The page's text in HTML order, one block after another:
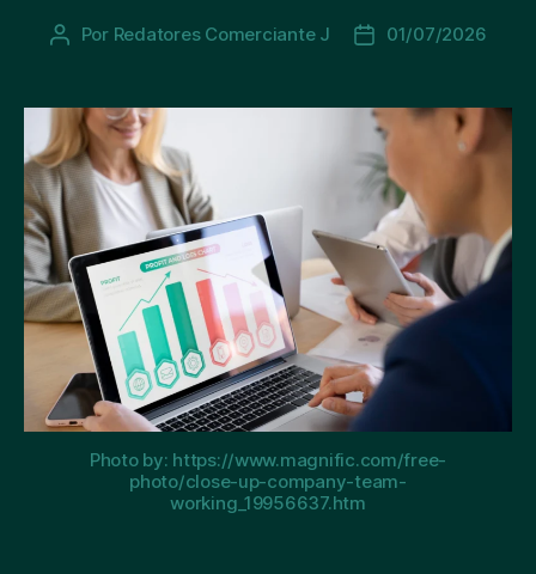
Autor
Por Redatores Comerciante J
Data01/07/2026
Photo by: https://www.magnific.com/free-
photo/close-up-company-team-
working_19956637.htm